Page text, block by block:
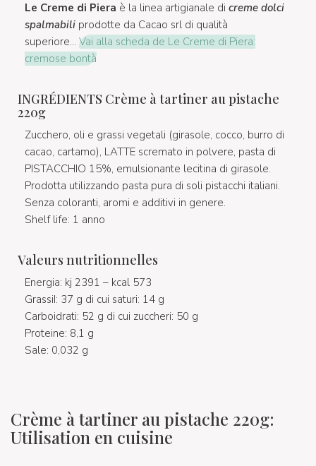
Le Creme di Piera è la linea artigianale di creme dolci
spalmabili prodotte da Cacao srl di qualità
superiore... Vai alla scheda de Le Creme di Piera:
cremose bontà
INGRÉDIENTS Crème à tartiner au pistache
220g
Zucchero, oli e grassi vegetali (girasole, cocco, burro di
cacao, cartamo), LATTE scremato in polvere, pasta di
PISTACCHIO 15%, emulsionante lecitina di girasole.
Prodotta utilizzando pasta pura di soli pistacchi italiani.
Senza coloranti, aromi e additivi in genere.
Shelf life: 1 anno
Valeurs nutritionnelles
Energia: kj 2391 – kcal 573
GrassiI: 37 g di cui saturi: 14 g
Carboidrati: 52 g di cui zuccheri: 50 g
Proteine: 8,1 g
Sale: 0,032 g
Crème à tartiner au pistache 220g:
Utilisation en cuisine